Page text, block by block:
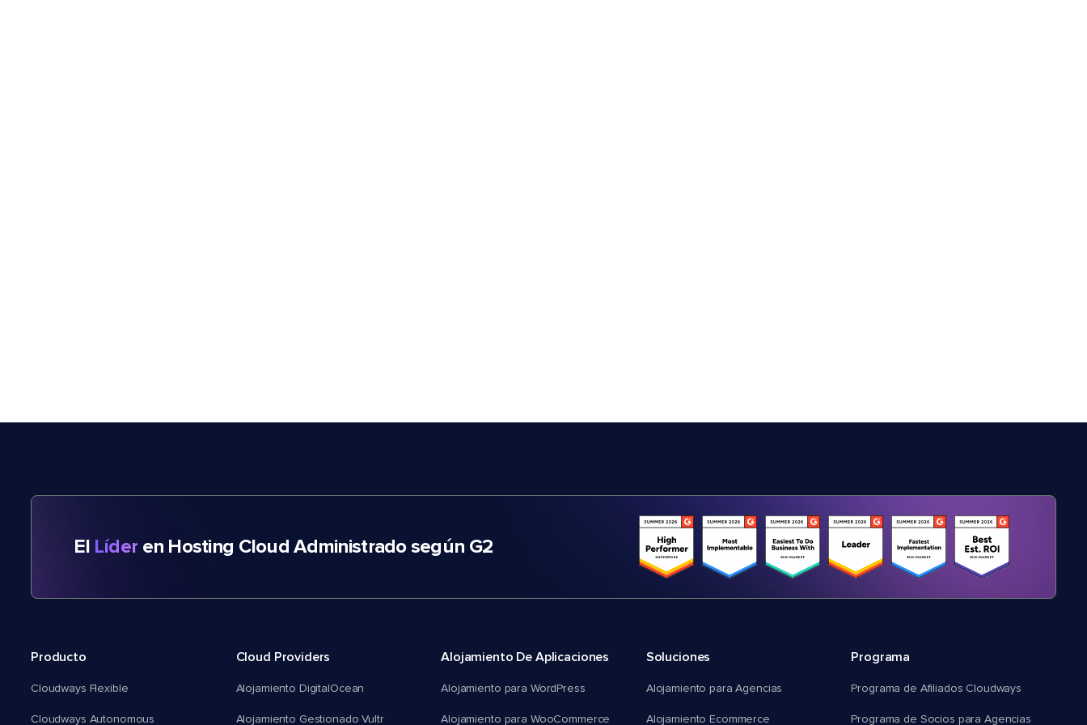
El Líder en Hosting Cloud Administrado según G2
Producto
Cloudways Flexible
Cloudways Autonomous
Cloud Providers
Alojamiento DigitalOcean
Alojamiento Gestionado Vultr
Alojamiento De Aplicaciones
Alojamiento para WordPress
Alojamiento para WooCommerce
Soluciones
Alojamiento para Agencias
Alojamiento Ecommerce
Programa
Programa de Afiliados Cloudways
Programa de Socios para Agencias